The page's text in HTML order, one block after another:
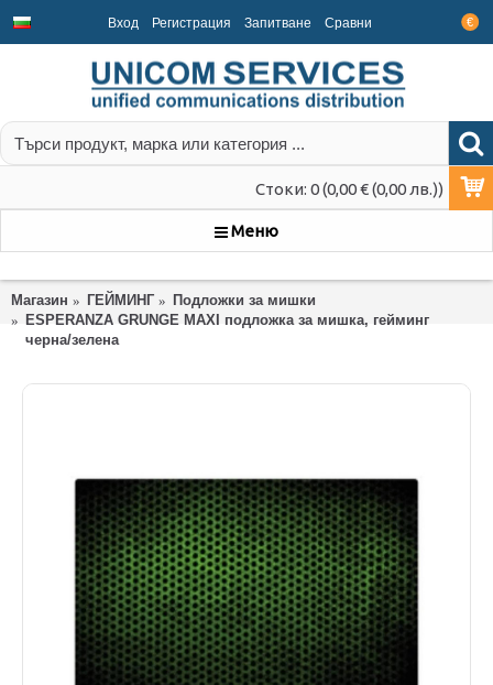
€
Вход Регистрация Запитване Срaвни
Стоки: 0 (0,00 € (0,00 лв.))
Меню
Магазин ГЕЙМИНГ
Подложки за мишки
ESPERANZA GRUNGE MAXI подложка за мишка, гейминг
черна/зелена